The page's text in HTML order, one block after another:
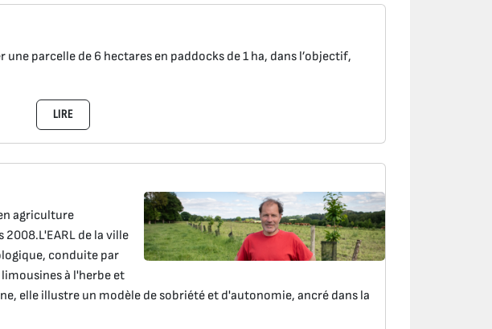
parcelle de 6 hectares en paddocks de 1 ha, dans l’objectif,
LIRE
agriculture
de la ville
conduite par
à l'herbe et
elle illustre un modèle de sobriété et d'autonomie, ancré dans la